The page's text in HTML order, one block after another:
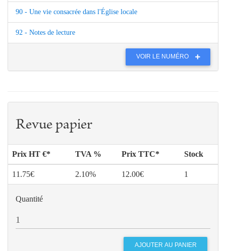
90 - Une vie consacrée dans l'Église locale
92 - Notes de lecture
VOIR LE NUMÉRO
Revue papier
Prix HT €* TVA % Prix TTC* Stock
11.75€ 2.10% 12.00€ 1
Quantité